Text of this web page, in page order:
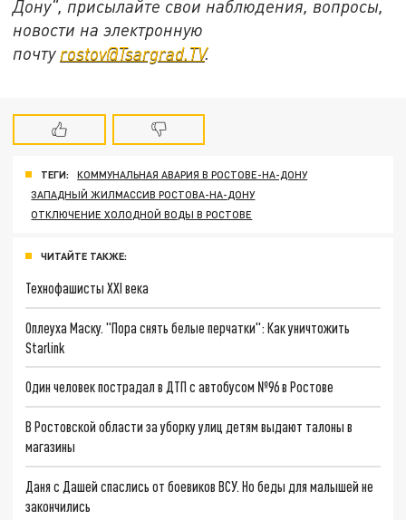
Дону", присылайте свои наблюдения, вопросы,
новости на электронную
почту rostov@Tsargrad.ТV.
ТЕГИ:
КОММУНАЛЬНАЯ АВАРИЯ В РОСТОВЕ-НА-ДОНУ
ЗАПАДНЫЙ ЖИЛМАССИВ РОСТОВА-НА-ДОНУ
ОТКЛЮЧЕНИЕ ХОЛОДНОЙ ВОДЫ В РОСТОВЕ
ЧИТАЙТЕ ТАКЖЕ:
Технофашисты XXI века
Оплеуха Маску. "Пора снять белые перчатки": Как уничтожить
Starlink
Один человек пострадал в ДТП с автобусом №96 в Ростове
В Ростовской области за уборку улиц детям выдают талоны в
магазины
Даня с Дашей спаслись от боевиков ВСУ. Но беды для малышей не
закончились